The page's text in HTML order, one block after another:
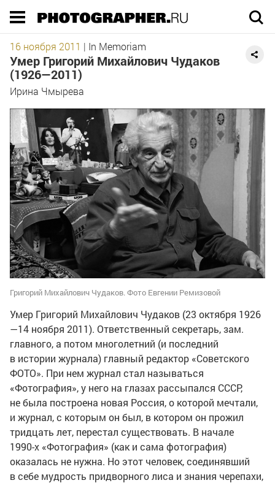
16 ноября 2011 | In Memoriam
Умер Григорий Михайлович Чудаков
(1926—2011)
Ирина Чмырева
Григорий Михайлович Чудаков. Фото Евгении Ремизовой
Умер Григорий Михайлович Чудаков (23 октября 1926
—14 ноября 2011). Ответственный секретарь, зам.
главного, а потом многолетний (и последний
в истории журнала) главный редактор «Советского
ФОТО». При нем журнал стал называться
«Фотография», у него на глазах рассыпался СССР,
не была построена новая Россия, о которой мечтали,
и журнал, с которым он был, в котором он прожил
тридцать лет, перестал существовать. В начале
1990-х «Фотография» (как и сама фотография)
оказалась не нужна. Но этот человек, соединявший
в себе мудрость придворного лиса и знания черепахи,